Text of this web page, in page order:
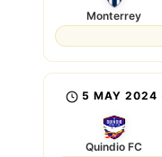
Monterrey
5 MAY 2024
Quindio FC